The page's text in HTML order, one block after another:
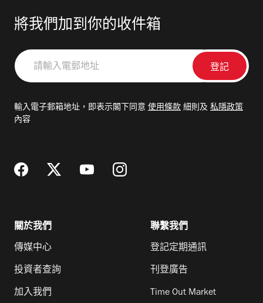
將我們加到你的收件箱
請
輸
郵
輸入電子郵箱地址，即表示閣下同意 使用條款 細則及 私隱政策
內容
關於我們
傳媒中心
投資者查詢
加入我們
聯繫我們
登記定期通訊
刊登廣告
Time Out Market